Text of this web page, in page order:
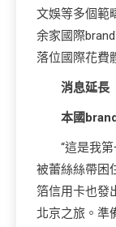
文娛等多個範
余家國際
落位國際花費
消息延長
本國
“這是我
被蕾絲絲帶困
箔信用卡也發
北京之旅。準